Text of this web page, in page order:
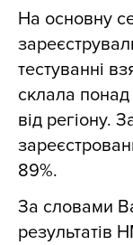
На основну
тестуванні
склала понад
від регіону.
89%.
За словами
результатів